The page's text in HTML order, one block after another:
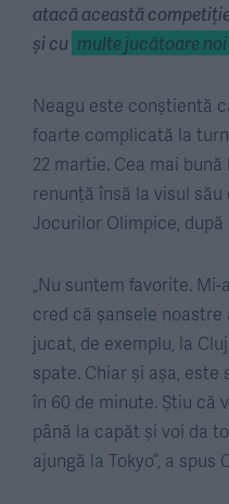
atacă această
și cu multe jucătoare noi
Neagu este conștientă
foarte complicată la
22 martie. Cea mai
renunță însă la visul
Jocurilor Olimpice, după
„Nu suntem favorite.
cred că șansele
jucat, de exemplu, la
spate. Chiar și așa,
în 60 de minute. Știu că
până la capăt și voi da
ajungă la Tokyo”, a spus